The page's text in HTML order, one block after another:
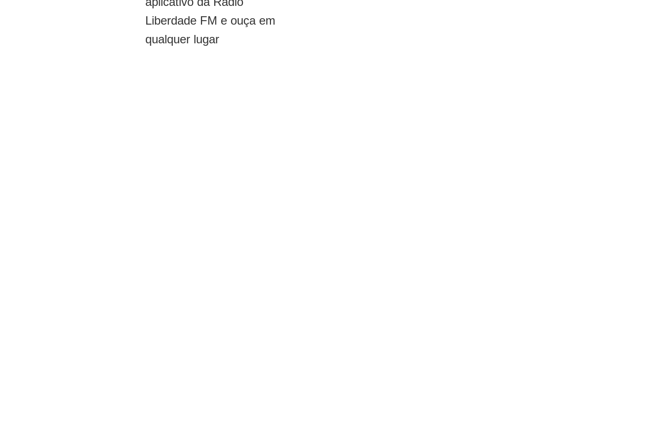
Liberdade FM e ouça em
qualquer lugar